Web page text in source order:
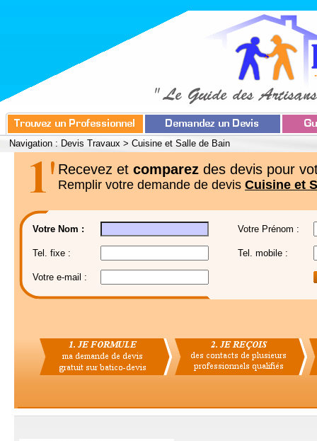
Navigation : Devis Travaux > Cuisine et Salle de Bain
Recevez et comparez des devis pour
Remplir votre demande de devis Cuisine et
Votre Nom : Votre Prénom :
Tel. fixe : Tel. mobile :
Votre e-mail :